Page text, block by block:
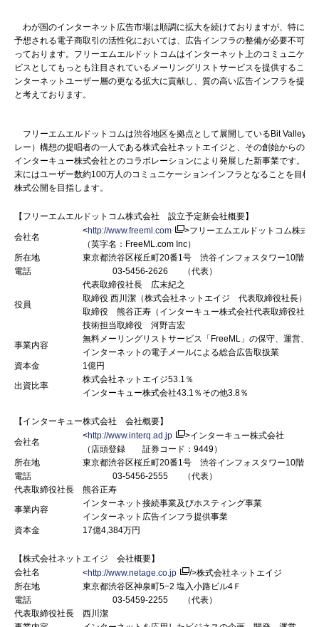
わが国のインターネット広告市場は順調に拡大を続けておりますが、特に今
予想される電子商取引の活性化においては、広告インフラの整備が必要不可欠
っております。フリーエムエルドットコムはインターネット上のコミュニケー
ビスとしてもっとも注目されているメーリングリストサービスを提供すること
ンターネットユーザー層の更なる拡大に貢献し、質の高い広告インフラを提供
と考えております。
フリーエムエルドットコムは渋谷地区を拠点として展開しているBit Valley（
レー）構想の提唱者の一人である株式会社ネットエイジと、その創始からの賛
インターキュー株式会社とのコラボレーションにより発展した新事業です。ま
末にはユーザー数約100万人のコミュニケーションインフラとなることを目標
株式公開を目指します。
【フリーエムエルドットコム株式会社 設立予定新会社概要】
会社名
<http://www.freeml.com
>フリーエムエルドットコム株式
（英字名：FreeML.com Inc）
所在地
東京都渋谷区桜丘町20番1号 渋谷インフォスタワー10階
電話
03-5456-2626 （代表）
役員
代表取締役社長 広末紀之
取締役 西川潔（株式会社ネットエイジ 代表取締役社長）
取締役 熊谷正寿（インターキュー株式会社代表取締役社長
技術担当取締役 河野吉宏
事業内容
無料メーリングリストサービス「FreeML」の保守、運営、
インターネットの電子メールによる総合広告取扱業
資本金
1億円
出資比率
株式会社ネットエイジ53.1％
インターキュー株式会社43.1％その他3.8％
【インターキュー株式会社 会社概要】
会社名
<http://www.interq.ad.jp
>インターキュー株式会社
（店頭登録 証券コード：9449）
所在地
東京都渋谷区桜丘町20番1号 渋谷インフォスタワー10階
電話
03-5456-2555 （代表）
代表取締役社長
熊谷正寿
事業内容
インターネット接続事業及びホスティング事業
インターネット広告インフラ提供事業
資本金
17億4,384万円
【株式会社ネットエイジ 会社概要】
会社名
<http://www.netage.co.jp
/>株式会社ネットエイジ
所在地
東京都渋谷区神泉町5−2 塩入小路ビル4Ｆ
電話
03-5459-2255 （代表）
代表取締役社長
西川潔